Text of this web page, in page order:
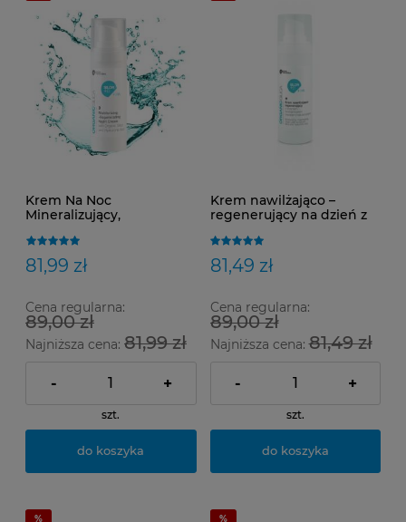
Krem Na Noc
Mineralizujący,
krzemem monojonowym
i miedzią SILOR+B+Cu 30
ml
81,99 zł
Cena regularna:
89,00 zł
Najniższa cena: 81,99 zł
- +
szt.
do koszyka
Krem nawilżająco –
regenerujący na dzień z
i kwasem hialuronowym
SILOR+B+HA 30 ml
81,49 zł
Cena regularna:
89,00 zł
Najniższa cena:81,49 zł
- +
szt.
do koszyka